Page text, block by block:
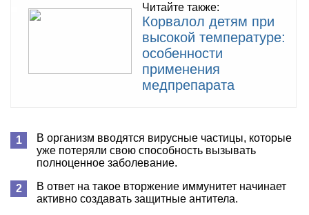
Читайте также:
Корвалол детям при
высокой температуре:
особенности
применения
медпрепарата
В организм вводятся вирусные частицы, которые
уже потеряли свою способность вызывать
полноценное заболевание.
В ответ на такое вторжение иммунитет начинает
активно создавать защитные антитела.